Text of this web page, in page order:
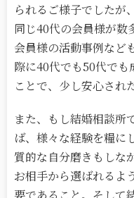
られるご様子でしたが
同じ40代の会員様が数
会員様の活動事例など
際に40代でも50代でも
ことで、少し安心され
また、もし結婚相談所
ば、様々な経験を糧に
質的な自分磨きもしな
お相手から選ばれるよ